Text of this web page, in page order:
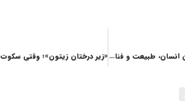
دونا هاراوی؛ فیلسوفی که مرز میان انسان، طبیعت و فناوری را به چالش کشید